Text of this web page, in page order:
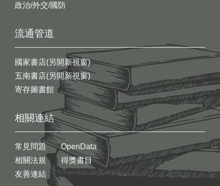
政治/外交/國防
流通管道
國家書店(另開新視窗)
五南書店(另開新視窗)
寄存圖書館
相關連結
常見問題
相關法規
友善連結
OpenData
得獎書目